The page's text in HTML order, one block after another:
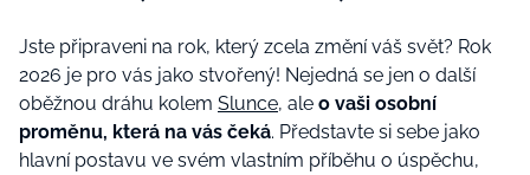
Jste připraveni na rok, který zcela změní váš svět? Rok
2026 je pro vás jako stvořený! Nejedná se jen o další
oběžnou dráhu kolem Slunce, ale o vaši osobní
proměnu, která na vás čeká. Představte si sebe jako
hlavní postavu ve svém vlastním příběhu o úspěchu,